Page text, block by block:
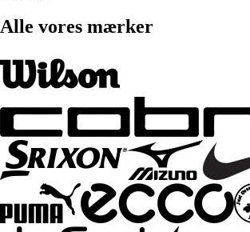
Alle vores mærker